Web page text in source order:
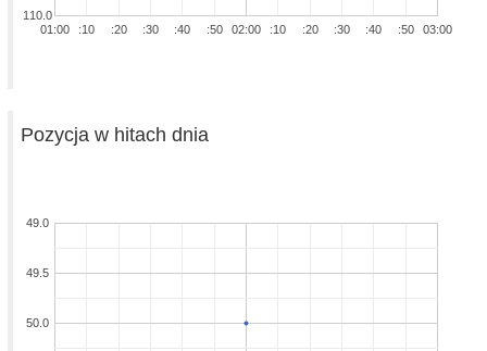
01:00 02:00 03:00
:10 :20 :30 :40 :50 :10 :20 :30 :40 :50
110.0
Pozycja w hitach dnia
49.0
49.5
50.0